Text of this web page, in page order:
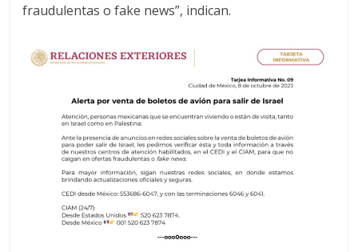
fraudulentas o fake news”, indican.